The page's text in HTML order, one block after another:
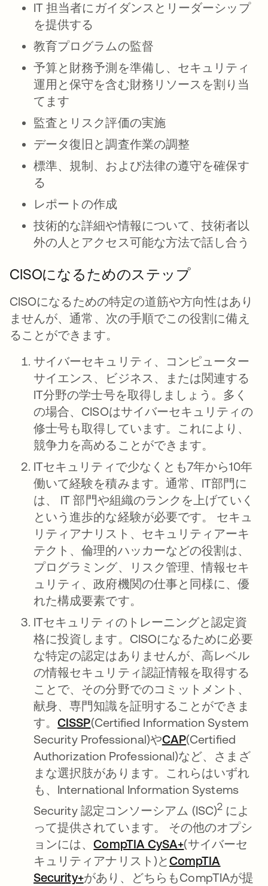
IT 担当者にガイダンスとリーダーシップ
を提供する
教育プログラムの監督
予算と財務予測を準備し、セキュリティ
運用と保守を含む財務リソースを割り当
てます
監査とリスク評価の実施
データ復旧と調査作業の調整
標準、規制、および法律の遵守を確保す
る
レポートの作成
技術的な詳細や情報について、技術者以
外の人とアクセス可能な方法で話し合う
CISOになるためのステップ
CISOになるための特定の道筋や方向性はあり
ませんが、通常、次の手順でこの役割に備え
ることができます。
サイバーセキュリティ、コンピューター
サイエンス、ビジネス、または関連する
IT分野の学士号を取得しましょう。多く
の場合、CISOはサイバーセキュリティの
修士号も取得しています。これにより、
競争力を高めることができます。
ITセキュリティで少なくとも7年から10年
働いて経験を積みます。通常、IT部門に
は、 IT 部門や組織のランクを上げていく
という進歩的な経験が必要です。 セキュ
リティアナリスト、セキュリティアーキ
テクト、倫理的ハッカーなどの役割は、
プログラミング、リスク管理、情報セキ
ュリティ、政府機関の仕事と同様に、優
れた構成要素です。
ITセキュリティのトレーニングと認定資
格に投資します。CISOになるために必要
な特定の認定はありませんが、高レベル
の情報セキュリティ認証情報を取得する
ことで、その分野でのコミットメント、
献身、専門知識を証明することができま
す。CISSP新しいタブで開く
(Certified Information System
Security Professional)やCAP新しいタブで
(Certified
Authorization Professional)など、さまざ
まな選択肢があります。これらはいずれ
も、International Information Systems
Security 認定コンソーシアム (ISC)2 によ
って提供されています。 その他のオプシ
ョンには、CompTIA CySA+新しいタブで
(サイバーセ
キュリティアナリスト)とCompTIA
Security+新しいタブで開く
があり、どちらもCompTIAが提